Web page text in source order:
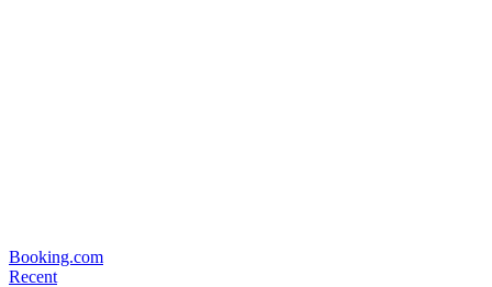
Booking.com
Recent